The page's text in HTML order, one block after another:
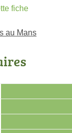
fiche
au Mans